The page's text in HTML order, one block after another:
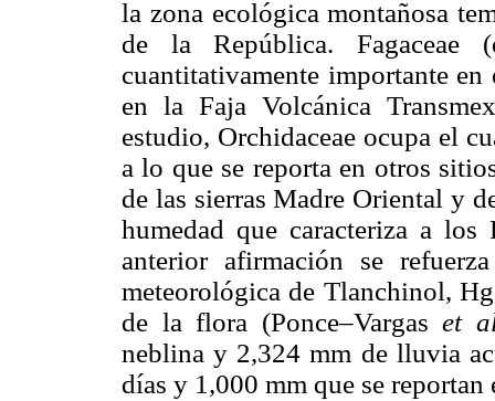
la zona ecológica montañosa
de la República. Fagaceae
cuantitativamente importante
en la Faja Volcánica
estudio, Orchidaceae ocupa el
a lo que se reporta en otros
de las sierras Madre Oriental y
humedad que caracteriza a
anterior afirmación se
meteorológica de Tlanchinol,
de la flora (Ponce–Vargas et
neblina y 2,324 mm de lluvia
días y 1,000 mm que se reportan